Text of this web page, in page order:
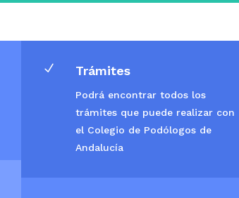
N Trámites
Podrá encontrar todos los
trámites que puede realizar con
el Colegio de Podólogos de
Andalucía